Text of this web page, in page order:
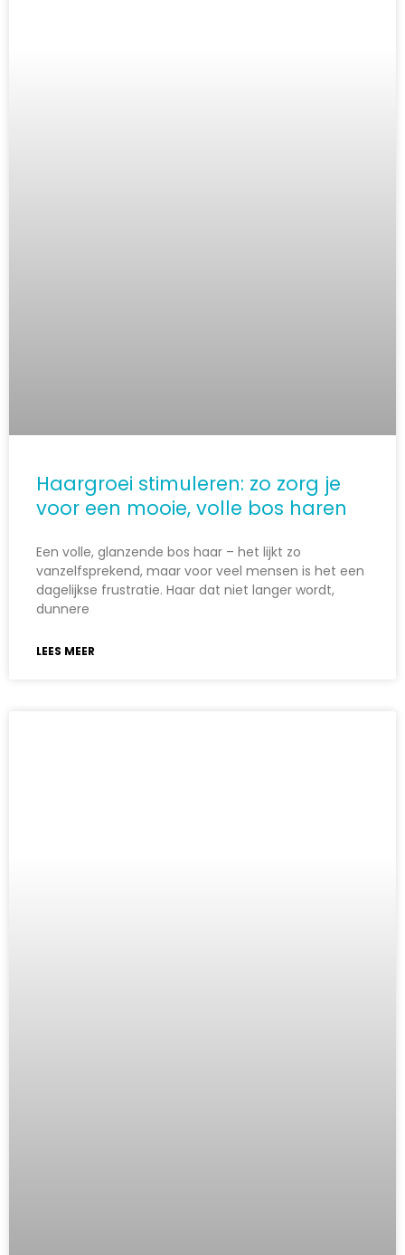
Haargroei stimuleren: zo zorg je
voor een mooie, volle bos haren
Een volle, glanzende bos haar – het lijkt zo
vanzelfsprekend, maar voor veel mensen is het een
dagelijkse frustratie. Haar dat niet langer wordt,
dunnere
LEES MEER